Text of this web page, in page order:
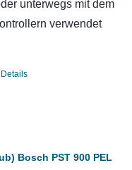
unterwegs mit dem
verwendet
Details
Bosch PST 900 PEL